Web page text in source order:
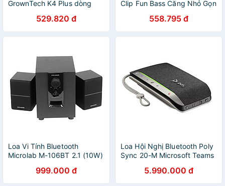
GrownTech K4 Plus dòng
loa to, pin trâu - Hàng chính
hãng
529.820 đ
Clip Fun Bass Căng Nhỏ Gọn
Chuyên Đi Du Lịch, Leo Núi
Sử Dụng Liên Tục 6H - hàng
chính hãng
558.795 đ
Loa Vi Tính Bluetooth
Microlab M-106BT 2.1 (10W)
999.000 đ
Loa Hội Nghị Bluetooth Poly
Sync 20-M Microsoft Teams
Chính Hãng5.990.000 đ